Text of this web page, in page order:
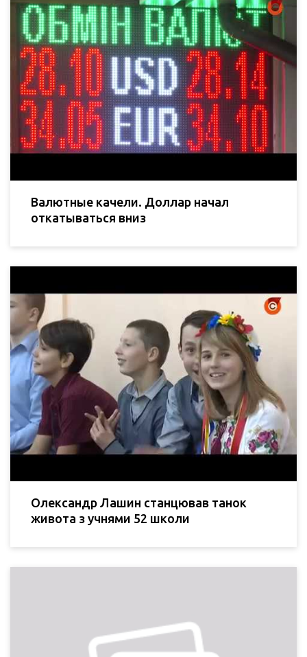
Валютные качели. Доллар начал
откатываться вниз
Олександр Лашин станцював танок
живота з учнями 52 школи